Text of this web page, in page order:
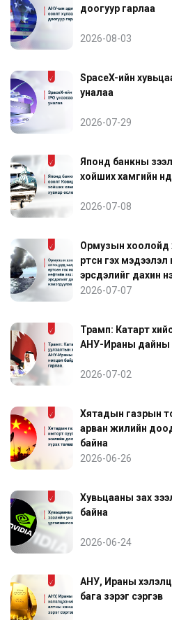
доогуур гарлаа
2026-08-03
SpaceX-ийн
уналаа
2026-07-29
Японд банкны
хойших хамгийн өндөр
2026-07-08
Ормузын хоолойд
өртсөн гэх
эрсдэлийг дахин
2026-07-07
Трамп: Катарт
АНУ-Ираны дайны
2026-07-02
Хятадын газрын
арван жилийн доод
байна
2026-06-26
Хувьцааны зах
байна
2026-06-24
АНУ, Ираны
бага зэрэг сэргэв